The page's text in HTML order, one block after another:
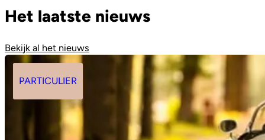
Het laatste nieuws
Bekijk al het nieuws